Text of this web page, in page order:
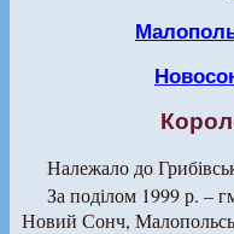
Належало до
За поділом 1999 р. –
Новий Сонч,